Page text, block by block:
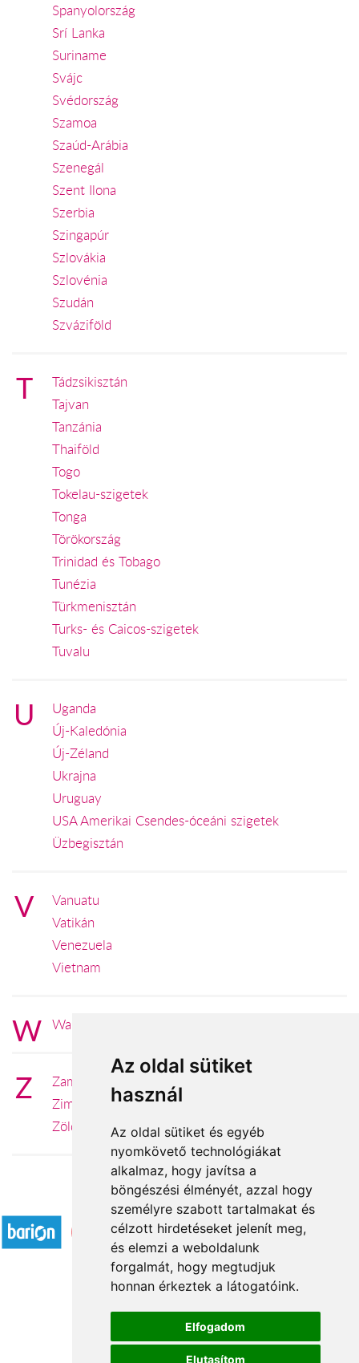
Az oldal sütiket
használ
Az oldal sütiket és egyéb
nyomkövető technológiákat
alkalmaz, hogy javítsa a
böngészési élményét, azzal hogy
személyre szabott tartalmakat és
célzott hirdetéseket jelenít meg,
és elemzi a weboldalunk
forgalmát, hogy megtudjuk
honnan érkeztek a látogatóink.
Elfogadom
Elutasítom
Spanyolország
Srí Lanka
Suriname
Svájc
Svédország
Szamoa
Szaúd-Arábia
Szenegál
Szent Ilona
Szerbia
Szingapúr
Szlovákia
Szlovénia
Szudán
Szváziföld
T
Tádzsikisztán
Tajvan
Tanzánia
Thaiföld
Togo
Tokelau-szigetek
Tonga
Törökország
Trinidad és Tobago
Tunézia
Türkmenisztán
Turks- és Caicos-szigetek
Tuvalu
U
Uganda
Új-Kaledónia
Új-Zéland
Ukrajna
Uruguay
USA Amerikai Csendes-óceáni szigetek
Üzbegisztán
V
Vanuatu
Vatikán
Venezuela
Vietnam
W Wallis és Futuna Wallis és Futuna
Z
Zambia
Zimbabwe
Zöld-foki Köztársaság
Elfogadott fizetési módok
Á.SZ.F.
Impresszum